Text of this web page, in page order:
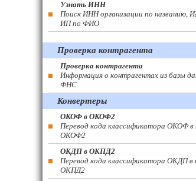
Узнать ИНН
Поиск ИНН организации по названию,
ИП по ФИО
Проверка контрагента
Проверка контрагента
Информация о контрагентах из базы
ФНС
Конвертеры
ОКОФ в ОКОФ2
Перевод кода классификатора ОКОФ в
ОКОФ2
ОКДП в ОКПД2
Перевод кода классификатора ОКДП в
ОКПД2